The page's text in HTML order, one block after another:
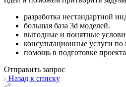
разработка нестандартной
большая база 3d моделей.
выгодные и понятные
консультационные услуги
помощь в подготовке проекта
Отправить запрос
Назад к списку